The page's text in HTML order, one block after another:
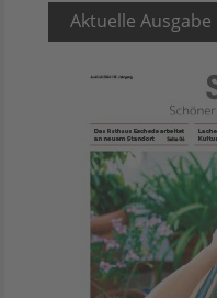
Aktuelle Ausgabe